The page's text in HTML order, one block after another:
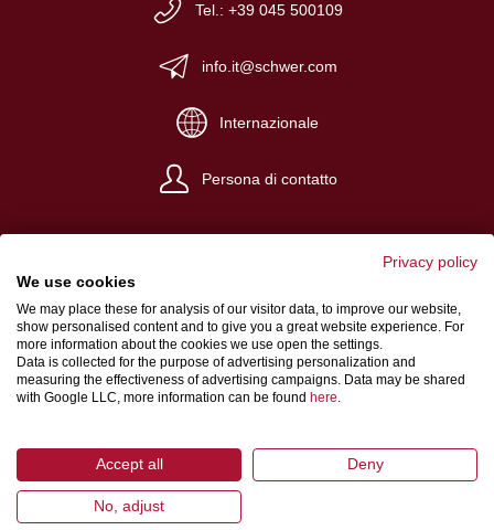
Tel.: +39 045 500109
info.it@schwer.com
Internazionale
Persona di contatto
Impronta
Condizioni generali di vendita
Protezione dei dati
© 2026 Schwer Fittings
Privacy policy
We use cookies
We may place these for analysis of our visitor data, to improve our website,
show personalised content and to give you a great website experience. For
more information about the cookies we use open the settings.
Data is collected for the purpose of advertising personalization and
measuring the effectiveness of advertising campaigns. Data may be shared
with Google LLC, more information can be found here.
Accept all Deny
No, adjust